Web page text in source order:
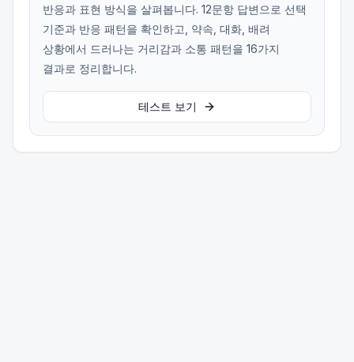
반응과 표현 방식을 살펴봅니다. 12문항 답변으로 선택
기준과 반응 패턴을 확인하고, 약속, 대화, 배려
상황에서 드러나는 거리감과 소통 패턴을 16가지
결과로 정리합니다.
테스트 보기